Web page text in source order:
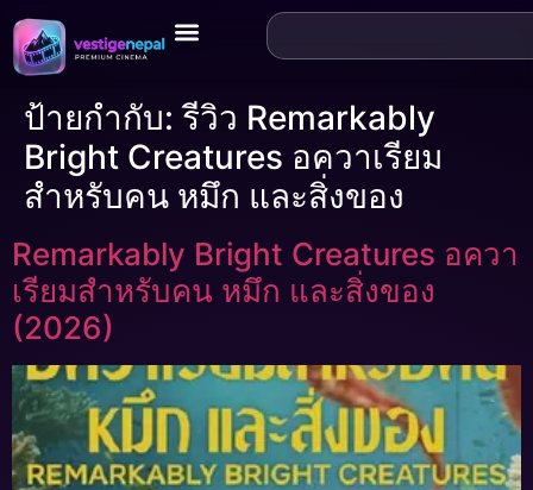
ป้ายกำกับ:รีวิว Remarkably
Bright Creatures อควาเรียม
สำหรับคน หมึก และสิ่งของ
Remarkably Bright Creatures อควา
เรียมสำหรับคน หมึก และสิ่งของ
(2026)